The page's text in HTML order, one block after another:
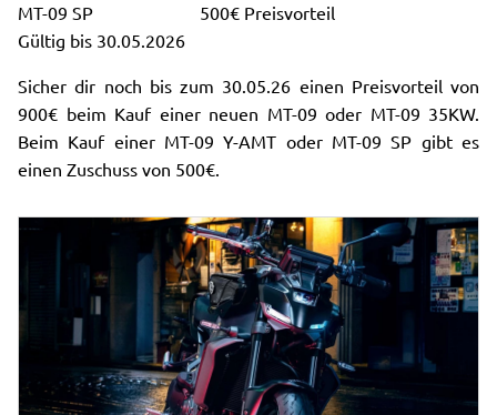
MT-09 SP 500€ Preisvorteil
Gültig bis 30.05.2026
Sicher dir noch bis zum 30.05.26 einen Preisvorteil von
900€ beim Kauf einer neuen MT-09 oder MT-09 35KW.
Beim Kauf einer MT-09 Y-AMT oder MT-09 SP gibt es
einen Zuschuss von 500€.